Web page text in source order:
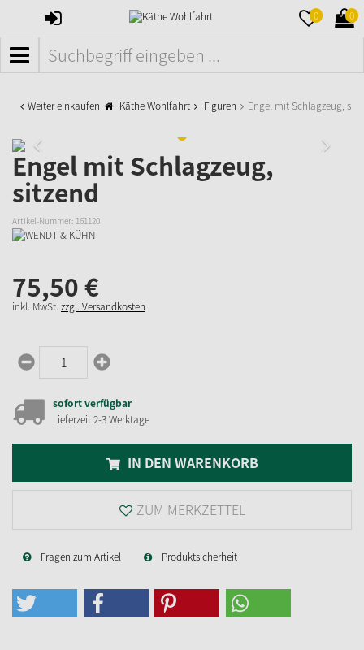
ANMELDEN 0 0
MENÜ
Weiter einkaufen Käthe Wohlfahrt Figuren Engel mit Schlagzeug,
Engel mit Schlagzeug,
sitzend
Artikel-Nummer: 161120
75,50€
inkl. MwSt. zzgl. Versandkosten
sofort verfügbar
Lieferzeit 2-3 Werktage
IN DEN WARENKORB
ZUM MERKZETTEL
Fragen zum Artikel Produktsicherheit